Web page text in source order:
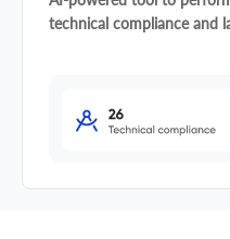
technical compliance and